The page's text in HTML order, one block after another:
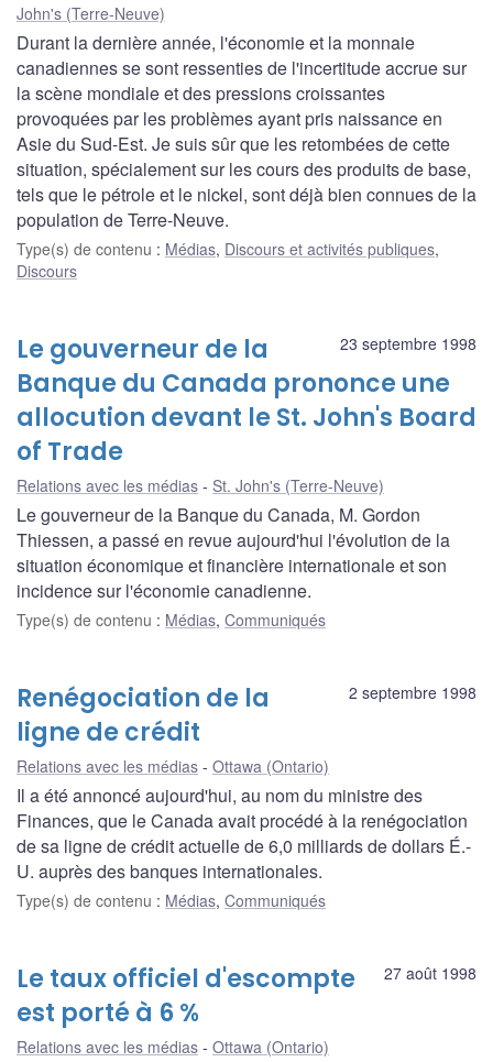
John's (Terre-Neuve)
Durant la dernière année, l'économie et la monnaie
canadiennes se sont ressenties de l'incertitude accrue sur
la scène mondiale et des pressions croissantes
provoquées par les problèmes ayant pris naissance en
Asie du Sud-Est. Je suis sûr que les retombées de cette
situation, spécialement sur les cours des produits de base,
tels que le pétrole et le nickel, sont déjà bien connues de la
population de Terre-Neuve.
Type(s) de contenu : Médias, Discours et activités publiques,
Discours
23 septembre 1998
Le gouverneur de la
Banque du Canada prononce une
allocution devant le St. John's Board
of Trade
Relations avec les médias St. John's (Terre-Neuve)
Le gouverneur de la Banque du Canada, M. Gordon
Thiessen, a passé en revue aujourd'hui l'évolution de la
situation économique et financière internationale et son
incidence sur l'économie canadienne.
Type(s) de contenu : Médias, Communiqués
2 septembre 1998
Renégociation de la
ligne de crédit
Relations avec les médias Ottawa (Ontario)
Il a été annoncé aujourd'hui, au nom du ministre des
Finances, que le Canada avait procédé à la renégociation
de sa ligne de crédit actuelle de 6,0 milliards de dollars É.-
U. auprès des banques internationales.
Type(s) de contenu : Médias, Communiqués
27 août 1998
Le taux officiel d'escompte
est porté à 6 %
Relations avec les médias Ottawa (Ontario)